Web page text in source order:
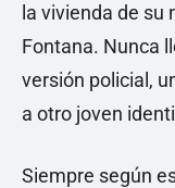
la vivienda de su
Fontana. Nunca
versión policial,
a otro joven
Siempre según